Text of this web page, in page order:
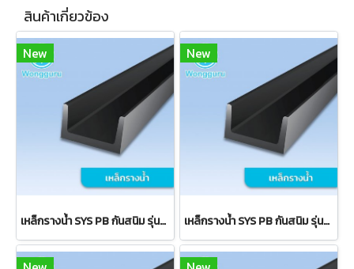
สินค้าเกี่ยวข้อง
New
เหล็กรางน้ำ SYS PB กันสนิม รุ่นบั๊ดเจ็ท(1) Budget
New
เหล็กรางน้ำ SYS PB กันสนิม รุ่นพรีเมี่ยม(3) Premium